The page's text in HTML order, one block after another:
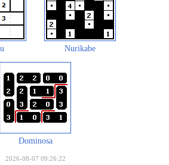
Nurikabe
Dominosa
2026-08-07 09:26:22